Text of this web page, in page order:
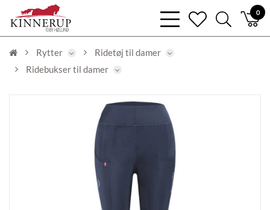
0
bars
light
heart
search
light
Rytter
Ridetøj til damer
Ridebukser til damer